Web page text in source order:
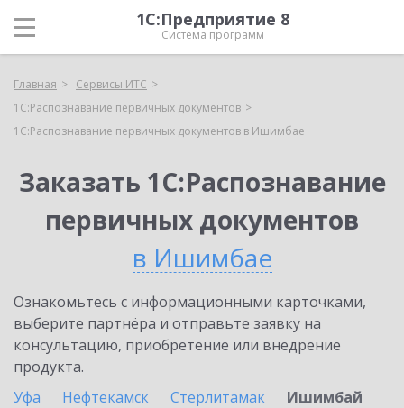
1С:Предприятие 8
Система программ
Главная
Сервисы ИТС
1С:Распознавание первичных документов
1С:Распознавание первичных документов в Ишимбае
Заказать 1С:Распознавание
первичных документов
в Ишимбае
Ознакомьтесь с информационными карточками,
выберите партнёра и отправьте заявку на
консультацию, приобретение или внедрение
продукта.
Уфа
Нефтекамск Стерлитамак
Ишимбай